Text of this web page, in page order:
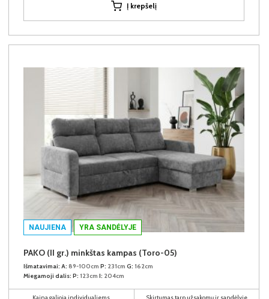
Į krepšelį
NAUJIENA YRA SANDĖLYJE
PAKO (II gr.) minkštas kampas (Toro-05)
Išmatavimai: A: 89-100cm P: 231cm G: 162cm
Miegamoji dalis: P: 123cm I: 204cm